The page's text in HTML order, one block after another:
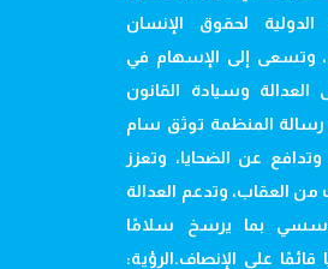
لحقوق الإنسان
وتسعى إلى الإسهام في
العدالة وسيادة القانون
رسالة المنظمة توثق سام
عن الضحايا، وتعزز
من العقاب، وتدعم العدالة
بما يرسخ سلامًا
على الإنصاف.الرؤية: